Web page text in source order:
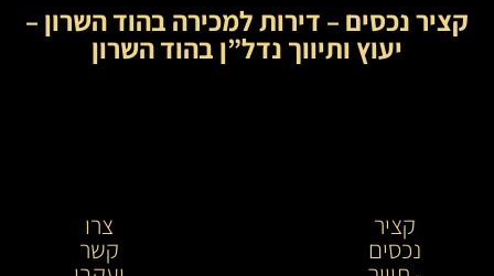
קציר נכסים – דירות למכירה בהוד השרון –
יעוץ ותיווך נדל”ן בהוד השרון
קציר
נכסים
צרו
קשר